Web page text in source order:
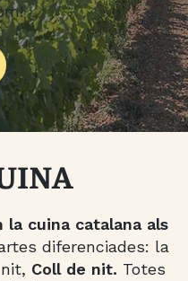
la cuina catalana als
diferenciades: la
Coll de nit. Totes